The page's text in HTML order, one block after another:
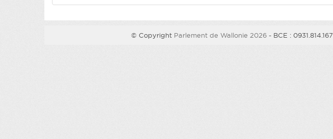
© Copyright Parlement de Wallonie 2026 - BCE : 0931.814.167